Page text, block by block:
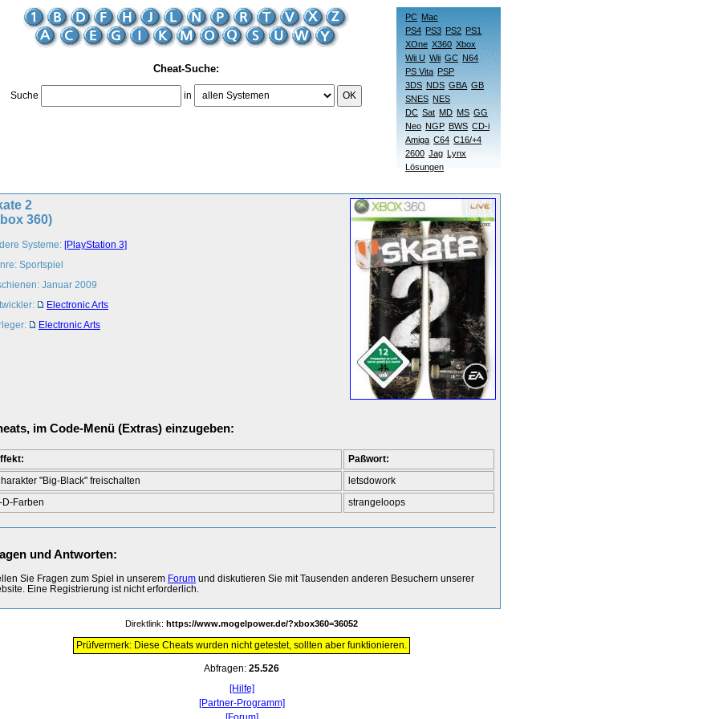
Cheat-Suche:
Suche in OK
PC Mac
PS4 PS3 PS2 PS1
XOne X360 Xbox
Wii U Wii GC N64
PS Vita PSP
3DS NDS GBA GB
SNES NES
DC Sat MD MS GG
Neo NGP BWS CD-i
Amiga C64 C16/+4
2600 Jag Lynx
Lösungen
2
360)
Systeme: [PlayStation 3]
Sportspiel
Januar 2009
Electronic Arts
Electronic Arts
im Code-Menü (Extras) einzugeben:
Paßwort:
"Big-Black" freischalten
letsdowork
D-Farben
strangeloops
und Antworten:
Sie Fragen zum Spiel in unserem Forum und diskutieren Sie mit Tausenden anderen Besuchern unserer
Eine Registrierung ist nicht erforderlich.
Direktlink: https://www.mogelpower.de/?xbox360=36052
Prüfvermerk: Diese Cheats wurden nicht getestet, sollten aber funktionieren.
Abfragen: 25.526
[Hilfe]
[Partner-Programm]